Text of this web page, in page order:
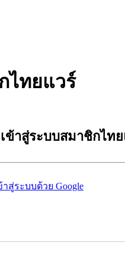
ไทยแวร์
เข้าสู่ระบบสมาชิกไท
าสู่ระบบด้วย Google